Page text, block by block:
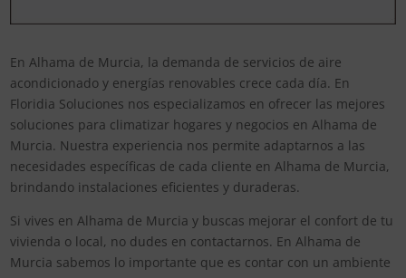
En Alhama de Murcia, la demanda de servicios de aire
acondicionado y energías renovables crece cada día. En
Floridia Soluciones nos especializamos en ofrecer las mejores
soluciones para climatizar hogares y negocios en Alhama de
Murcia. Nuestra experiencia nos permite adaptarnos a las
necesidades específicas de cada cliente en Alhama de Murcia,
brindando instalaciones eficientes y duraderas.
Si vives en Alhama de Murcia y buscas mejorar el confort de tu
vivienda o local, no dudes en contactarnos. En Alhama de
Murcia sabemos lo importante que es contar con un ambiente